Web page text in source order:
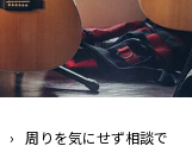
›
周りを気にせず相談で